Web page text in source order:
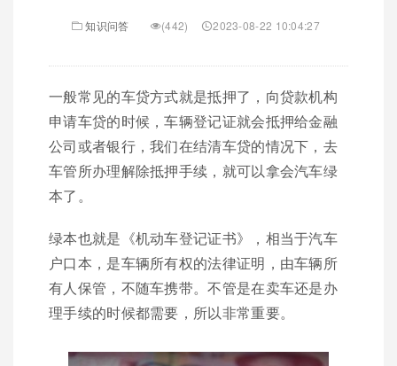
知识问答 (442) 2023-08-22 10:04:27
一般常见的车贷方式就是抵押了，向贷款机构
申请车贷的时候，车辆登记证就会抵押给金融
公司或者银行，我们在结清车贷的情况下，去
车管所办理解除抵押手续，就可以拿会汽车绿
本了。
绿本也就是《机动车登记证书》，相当于汽车
户口本，是车辆所有权的法律证明，由车辆所
有人保管，不随车携带。不管是在卖车还是办
理手续的时候都需要，所以非常重要。